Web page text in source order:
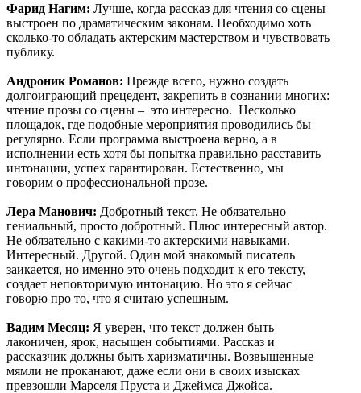
Фарид Нагим: Лучше, когда рассказ для чтения со сцены
выстроен по драматическим законам. Необходимо хоть
сколько-то обладать актерским мастерством и чувствовать
публику.
Андроник Романов: Прежде всего, нужно создать
долгоиграющий прецедент, закрепить в сознании многих:
чтение прозы со сцены – это интересно. Несколько
площадок, где подобные мероприятия проводились бы
регулярно. Если программа выстроена верно, а в
исполнении есть хотя бы попытка правильно расставить
интонации, успех гарантирован. Естественно, мы
говорим о профессиональной прозе.
Лера Манович: Добротный текст. Не обязательно
гениальный, просто добротный. Плюс интересный автор.
Не обязательно c какими-то актерскими навыками.
Интересный. Другой. Один мой знакомый писатель
заикается, но именно это очень подходит к его тексту,
создает неповторимую интонацию. Но это я сейчас
говорю про то, что я считаю успешным.
Вадим Месяц: Я уверен, что текст должен быть
лаконичен, ярок, насыщен событиями. Рассказ и
рассказчик должны быть харизматичны. Возвышенные
мямли не проканают, даже если они в своих изысках
превзошли Марселя Пруста и Джеймса Джойса.